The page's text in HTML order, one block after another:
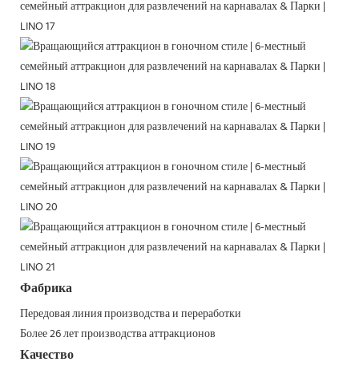
Фабрика
Передовая линия производства и переработки
Более 26 лет производства аттракционов
Качество